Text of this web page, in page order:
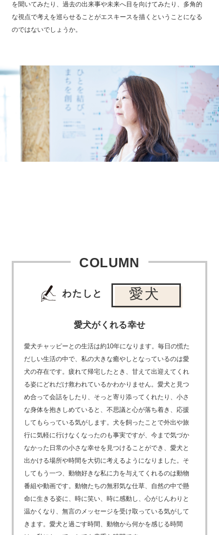
を聞いてみたり、過去の出来事や未来へ目を向けてみたり、多角的
な視点で考えを巡らせることがエスキースを描くということになる
のではないでしょうか。
COLUMN
わたしと 愛犬
愛犬がくれる幸せ
愛犬チャッピーとの生活は約10年になります。毎日の慌た
だしい生活の中で、私の大きな癒やしとなっているのは愛
犬の存在です。疲れて帰宅したとき、甘えて出迎えてくれ
る姿にどれだけ救われているかわかりません。愛犬と見つ
め合って会話をしたり、そっと寄り添ってくれたり、小さ
な身体を抱きしめていると、不思議と心が落ち着き、応援
してもらっている気がします。犬を飼ったことで外出や旅
行に気軽に行けなくなったのも事実ですが、今まで気づか
なかった日常の小さな幸せを見つけることができ、愛犬と
出かける場所や時間を大切に考えるようになりました。そ
してもう一つ、動物好きな私に力を与えてくれるのは動物
番組や動画です。動物たちの無邪気な仕草、自然の中で懸
命に生きる姿に、時に笑い、時に感動し、心がじんわりと
温かくなり、無言のメッセージを受け取っている気がして
きます。愛犬と過ごす時間、動物から何かを感じる時間